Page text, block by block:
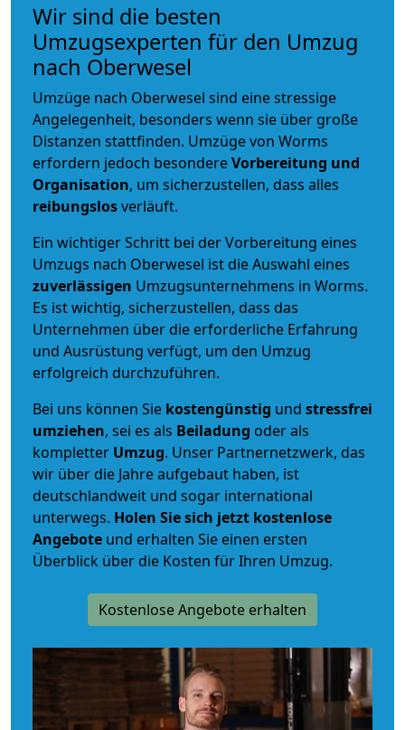
Wir sind die besten
Umzugsexperten für den Umzug
nach Oberwesel
Umzüge nach Oberwesel sind eine stressige
Angelegenheit, besonders wenn sie über große
Distanzen stattfinden. Umzüge von Worms
erfordern jedoch besondereVorbereitung und
Organisation, um sicherzustellen, dass alles
reibungslosverläuft.
Ein wichtiger Schritt bei der Vorbereitung eines
Umzugs nach Oberwesel ist die Auswahl eines
zuverlässigen Umzugsunternehmens in Worms.
Es ist wichtig, sicherzustellen, dass das
Unternehmen über die erforderliche Erfahrung
und Ausrüstung verfügt, um den Umzug
erfolgreich durchzuführen.
Bei uns können Sie kostengünstig und stressfrei
umziehen, sei es als Beiladung oder als
kompletter Umzug. Unser Partnernetzwerk, das
wir über die Jahre aufgebaut haben, ist
deutschlandweit und sogar international
unterwegs. Holen Sie sich jetzt kostenlose
Angebote und erhalten Sie einen ersten
Überblick über die Kosten für Ihren Umzug.
Kostenlose Angebote erhalten